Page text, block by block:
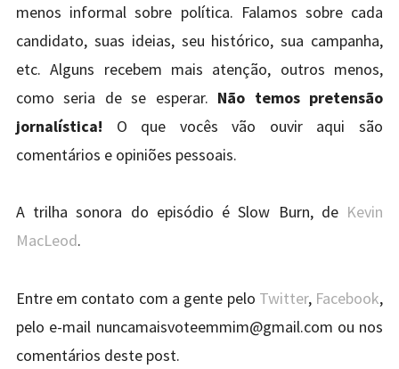
menos informal sobre política. Falamos sobre cada
candidato, suas ideias, seu histórico, sua campanha,
etc. Alguns recebem mais atenção, outros menos,
como seria de se esperar. Não temos pretensão
jornalística! O que vocês vão ouvir aqui são
comentários e opiniões pessoais.
A trilha sonora do episódio é Slow Burn, de Kevin
MacLeod.
Entre em contato com a gente pelo Twitter, Facebook,
pelo e-mail nuncamaisvoteemmim@gmail.com ou nos
comentários deste post.